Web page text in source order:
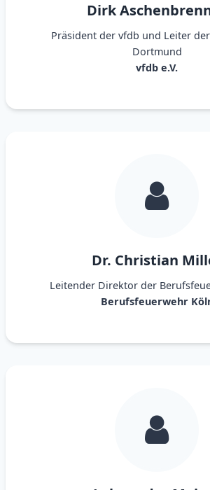
Dirk
Präsident der vfdb und Leiter
Dortmund
vfdb e.V.
Dr. Christian
Leitender Direktor der
Berufsfeuerwehr